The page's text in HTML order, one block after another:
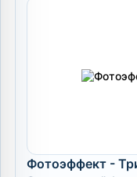
Фотоэффект -